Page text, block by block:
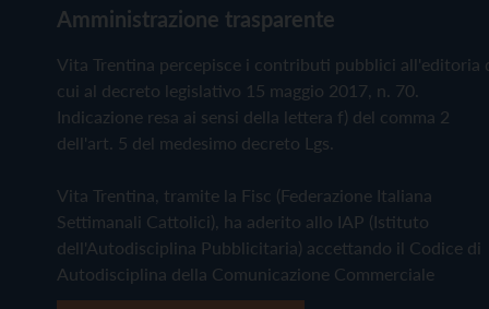
Amministrazione trasparente
Vita Trentina percepisce i contributi pubblici all'editoria
cui al decreto legislativo 15 maggio 2017, n. 70.
Indicazione resa ai sensi della lettera f) del comma 2
dell'art. 5 del medesimo decreto Lgs.
Vita Trentina, tramite la Fisc (Federazione Italiana
Settimanali Cattolici), ha aderito allo IAP (Istituto
dell'Autodisciplina Pubblicitaria) accettando il Codice di
Autodisciplina della Comunicazione Commerciale